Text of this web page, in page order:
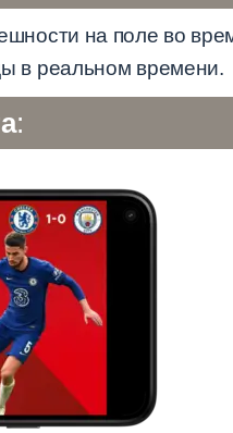
на поле во
в реальном времени.
: